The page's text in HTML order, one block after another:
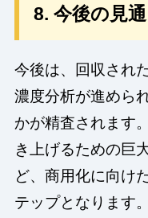
8. 今後の見
今後は、回収され
濃度分析が進めら
かが精査されます
き上げるための巨
ど、商用化に向け
テップとなります。